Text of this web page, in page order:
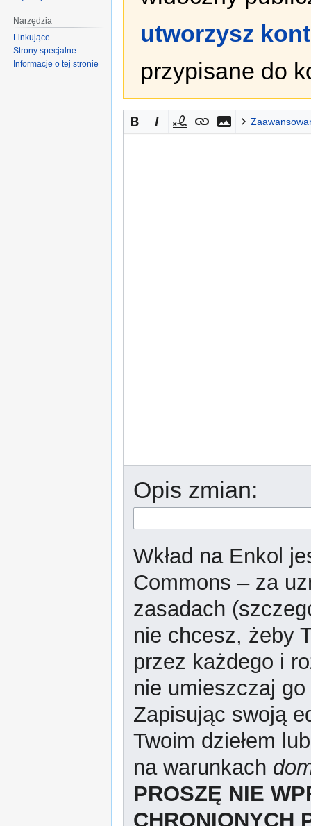
utworzysz
przypisane do
Opis zmian:
Wkład na Enkol
Commons – za
zasadach
nie chcesz, żeby
przez każdego i
nie umieszczaj
Zapisując swoją
Twoim dziełem
na warunkach
PROSZĘ NIE
CHRONIONYCH
Narzędzia
Linkujące
Strony specjalne
Informacje o tej stronie